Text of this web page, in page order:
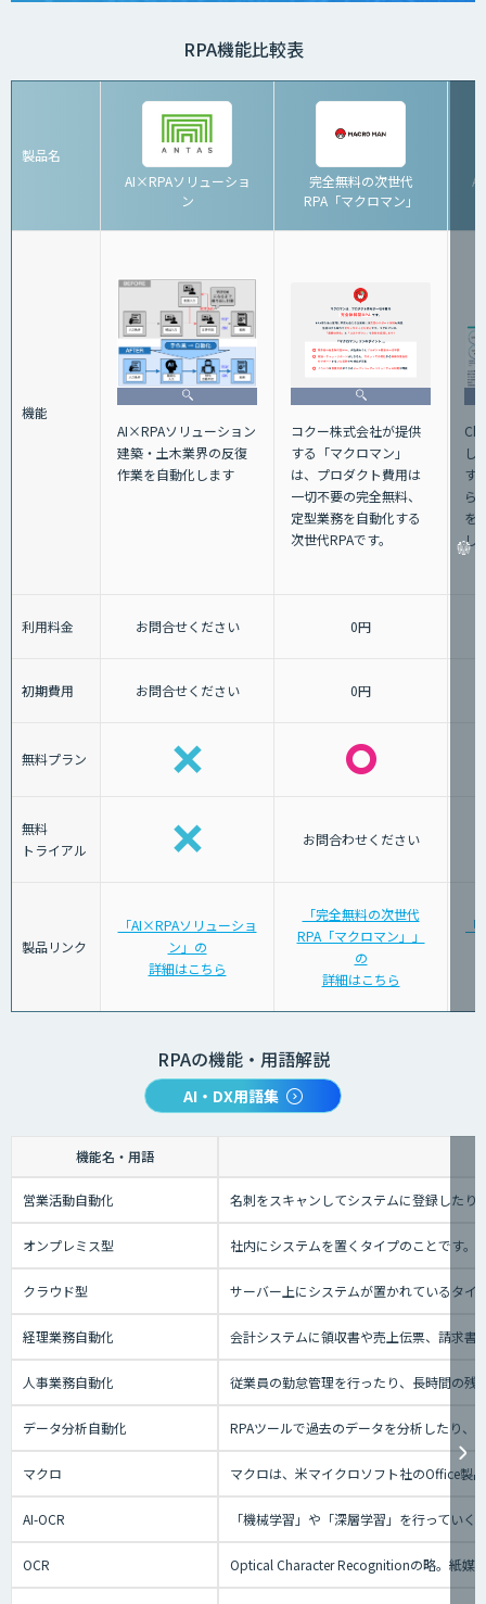
RPA機能比較表
製品名
AI×RPAソリューショ
ン
完全無料の次世代
RPA「マクロマン」
機能
AI×RPAソリューション
建築・土木業界の反復
作業を自動化します
コクー株式会社が提供
する「マクロマン」
は、プロダクト費用は
一切不要の完全無料、
定型業務を自動化する
次世代RPAです。
し
す
ら
を
し
利用料金 お問合せください 0円
初期費用 お問合せください 0円
無料プラン
無料
トライアル
お問合わせください
製品リンク
「AI×RPAソリューショ
ン」の
詳細はこちら
「完全無料の次世代
RPA「マクロマン」」
の
詳細はこちら
RPAの機能・用語解説
AI・DX用語集
機能名・用語
営業活動自動化 名刺をスキャンしてシステムに登録したり
オンプレミス型 社内にシステムを置くタイプのことです
クラウド型 サーバー上にシステムが置かれているタ
経理業務自動化 会計システムに領収書や売上伝票、請求書
人事業務自動化 従業員の勤怠管理を行ったり、長時間の残
データ分析自動化 RPAツールで過去のデータを分析したり、
マクロ マクロは、米マイクロソフト社のOffice製
AI-OCR 「機械学習」や「深層学習」を行ってい
OCR Optical Character Recognitionの略。紙媒